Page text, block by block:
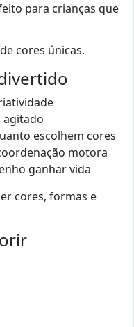
para crianças que
cores únicas.
agitado
escolhem cores
motora
ganhar vida
cores, formas e